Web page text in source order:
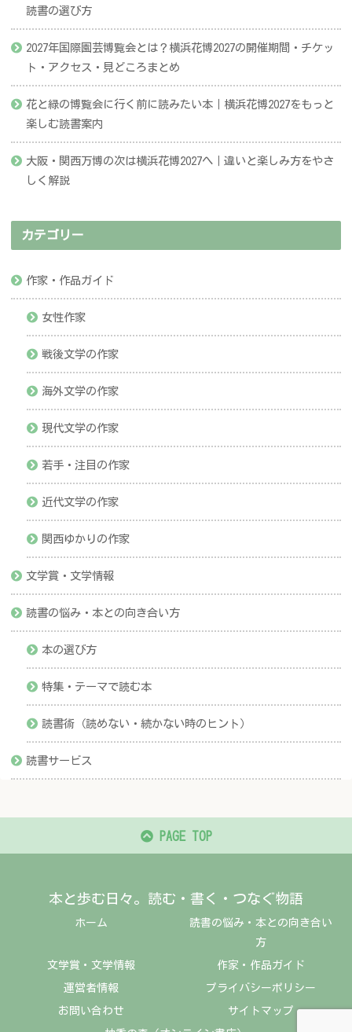
読書の選び方
2027年国際園芸博覧会とは？横浜花博2027の開催期間・チケッ
ト・アクセス・見どころまとめ
花と緑の博覧会に行く前に読みたい本｜横浜花博2027をもっと
楽しむ読書案内
大阪・関西万博の次は横浜花博2027へ｜違いと楽しみ方をやさ
しく解説
カテゴリー
作家・作品ガイド
女性作家
戦後文学の作家
海外文学の作家
現代文学の作家
若手・注目の作家
近代文学の作家
関西ゆかりの作家
文学賞・文学情報
読書の悩み・本との向き合い方
本の選び方
特集・テーマで読む本
読書術（読めない・続かない時のヒント）
読書サービス
PAGE TOP
本と歩む日々。読む・書く・つなぐ物語
ホーム
読書の悩み・本との向き合い
方
文学賞・文学情報 作家・作品ガイド
運営者情報 プライバシーポリシー
お問い合わせ サイトマップ